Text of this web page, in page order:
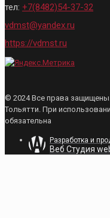
тел: +7(8482)54-37-32
vdmst@yandex.ru
https://vdmst.ru
© 2024 Все права
Тольятти. При
обязательна
Разработка и
Веб Студия